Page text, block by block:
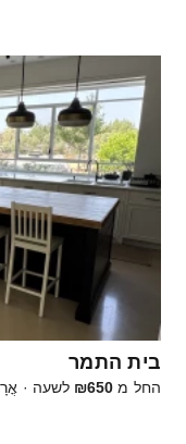
10
בית התמר
החל מ ₪650 לשעה ·